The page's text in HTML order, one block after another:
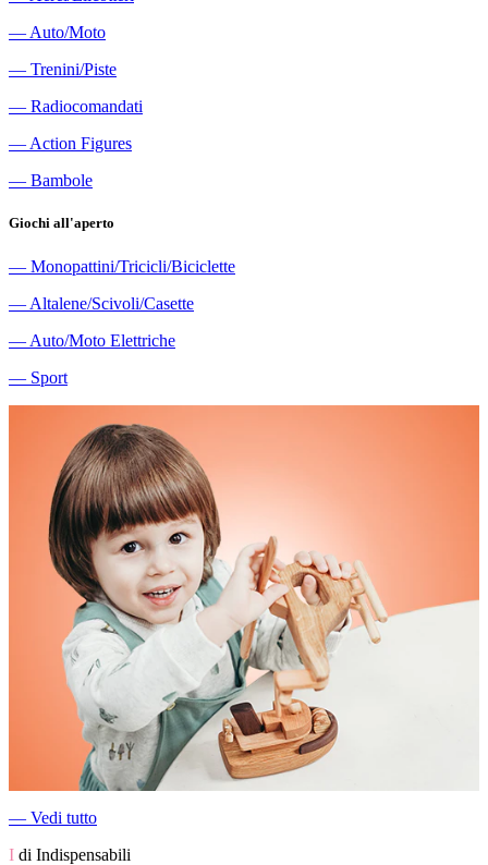
― Auto/Moto
― Trenini/Piste
― Radiocomandati
― Action Figures
― Bambole
Giochi all'aperto
― Monopattini/Tricicli/Biciclette
― Altalene/Scivoli/Casette
― Auto/Moto Elettriche
― Sport
― Vedi tutto
I di Indispensabili